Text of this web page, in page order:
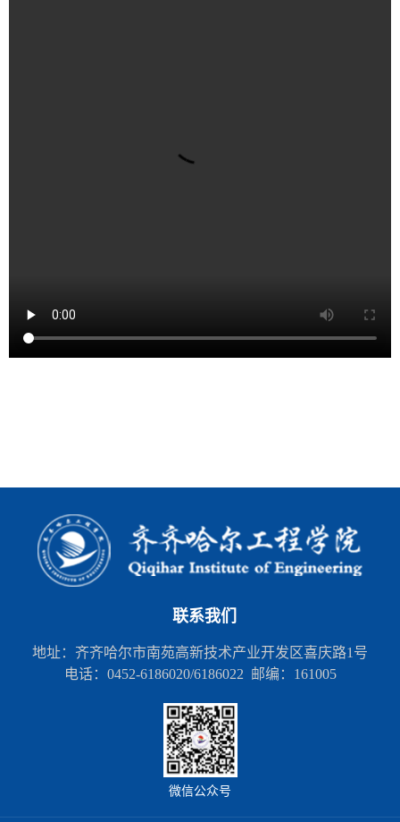
联系我们
地址：齐齐哈尔市南苑高新技术产业开发区喜庆路1号
电话：0452-6186020/6186022 邮编：161005
微信公众号